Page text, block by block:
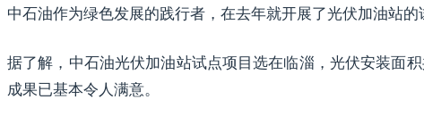
中石油作为绿色发展的践行者，在去年就开展了光伏加油站的
据了解，中石油光伏加油站试点项目选在临淄，光伏安装面
成果已基本令人满意。